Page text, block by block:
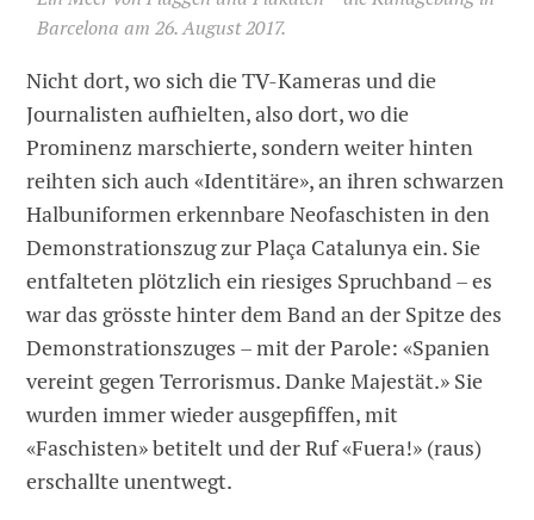
Barcelona am 26. August 2017.
Nicht dort, wo sich die TV-Kameras und die
Journalisten aufhielten, also dort, wo die
Prominenz marschierte, sondern weiter hinten
reihten sich auch «Identitäre», an ihren schwarzen
Halbuniformen erkennbare Neofaschisten in den
Demonstrationszug zur Plaça Catalunya ein. Sie
entfalteten plötzlich ein riesiges Spruchband – es
war das grösste hinter dem Band an der Spitze des
Demonstrationszuges – mit der Parole: «Spanien
vereint gegen Terrorismus. Danke Majestät.» Sie
wurden immer wieder ausgepfiffen, mit
«Faschisten» betitelt und der Ruf «Fuera!» (raus)
erschallte unentwegt.